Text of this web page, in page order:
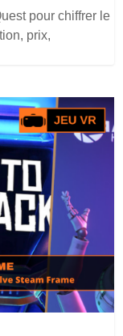
pour chiffrer le
prix,